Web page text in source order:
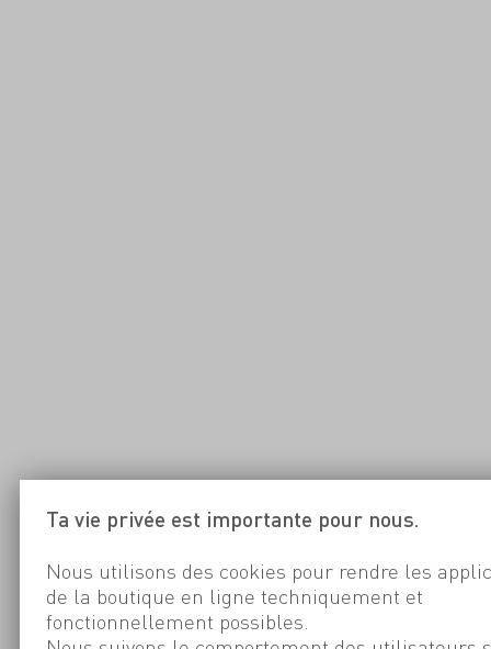
Ta vie privée est importante pour nous.
Nous utilisons des cookies pour rendre les
de la boutique en ligne techniquement et
fonctionnellement possibles.